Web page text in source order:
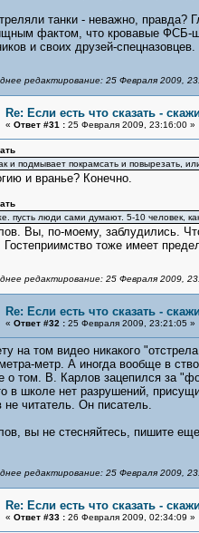
танки - неважно, правда?
фактом, что кровавые ФСБ-
и своих друзей-
редактирование: 25 Февраля 2009,
Re: Если есть что сказать -
« Ответ #31 :25 Февраля 2009, 23:16:00 »
и подмывает покрамсать и повырезать,
и вранье? Конечно.
пусть люди сами думают. 5-10 человек,
Вы, по-моему, заблудились.
Гостеприимство тоже имеет
редактирование: 25 Февраля 2009,
Re: Если есть что сказать -
« Ответ #32 :25 Февраля 2009, 23:21:05 »
на том видео никакого
метр. А иногда вообще в
о том. В. Карлов зацепился за
в школе нет разрушений,
не читатель. Он писатель.
вы не стесняйтесь, пишите
редактирование: 25 Февраля 2009,
Re: Если есть что сказать -
« Ответ #33 :26 Февраля 2009, 02:34:09 »